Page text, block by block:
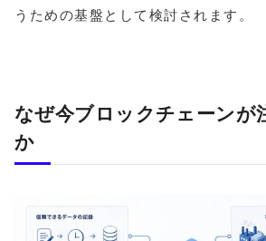
うための基盤として検討されます。
なぜ今ブロックチェーンが
か